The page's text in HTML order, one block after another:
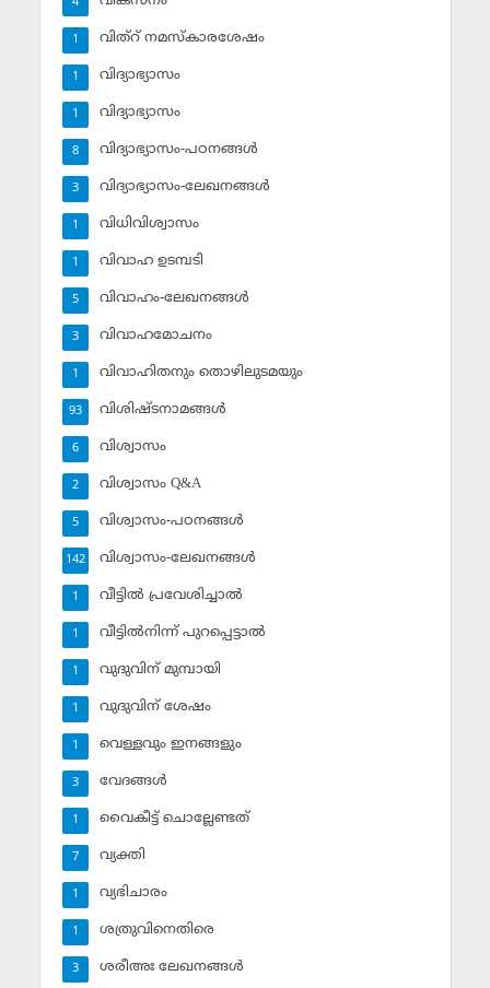
വിത്‌റ് നമസ്‌കാരശേഷം
1
വിദ്യാഭ്യാസം
1
വിദ്യാഭ്യാസം
1
വിദ്യാഭ്യാസം-പഠനങ്ങള്‍
8
വിദ്യാഭ്യാസം-ലേഖനങ്ങള്‍
3
വിധിവിശ്വാസം
1
വിവാഹ ഉടമ്പടി
1
വിവാഹം-ലേഖനങ്ങള്‍
5
വിവാഹമോചനം
3
വിവാഹിതനും തൊഴിലുടമയും
1
വിശിഷ്ടനാമങ്ങള്‍
93
വിശ്വാസം
6
വിശ്വാസം Q&A
2
വിശ്വാസം-പഠനങ്ങള്‍
5
വിശ്വാസം-ലേഖനങ്ങള്‍
142
വീട്ടില്‍ പ്രവേശിച്ചാല്‍
1
വീട്ടില്‍നിന്ന് പുറപ്പെട്ടാല്‍
1
വുദുവിന് മുമ്പായി
1
വുദുവിന് ശേഷം
1
വെള്ളവും ഇനങ്ങളും
1
വേദങ്ങള്‍
3
വൈകീട്ട് ചൊല്ലേണ്ടത്
1
വ്യക്തി
7
വ്യഭിചാരം
1
ശത്രുവിനെതിരെ
1
ശരീഅഃ ലേഖനങ്ങള്‍
3